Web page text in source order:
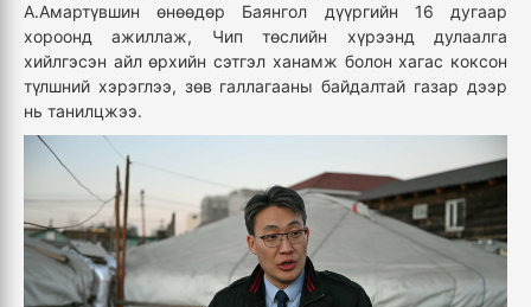
А.Амартүвшин өнөөдөр Баянгол дүүргийн 16 дугаар
хороонд ажиллаж, Чип төслийн хүрээнд дулаалга
хийлгэсэн айл өрхийн сэтгэл ханамж болон хагас коксон
түлшний хэрэглээ, зөв галлагааны байдалтай газар дээр
нь танилцжээ.